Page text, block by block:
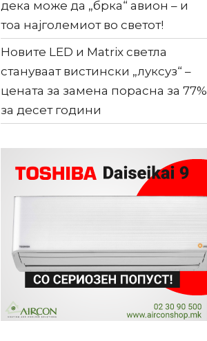
дека може да „брка“ авион – и
тоа најголемиот во светот!
Новите LED и Matrix светла
стануваат вистински „луксуз“ –
цената за замена порасна за 77%
за десет години